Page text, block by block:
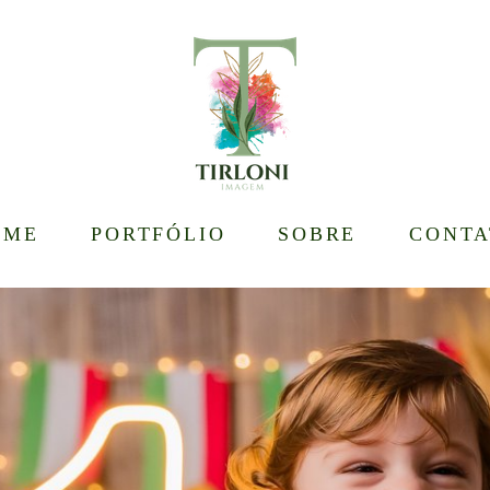
PORTFÓLIO SOBRE